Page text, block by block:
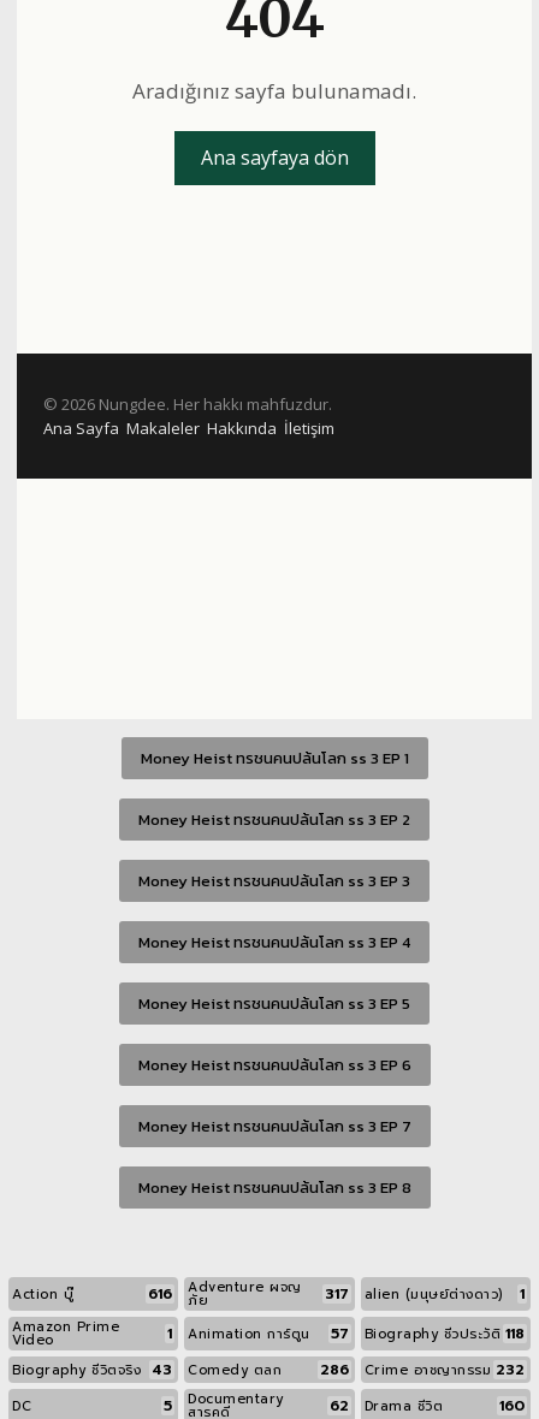
Money Heist ทรชนคนปล้นโลก ss 3 EP 1
Money Heist ทรชนคนปล้นโลก ss 3 EP 2
Money Heist ทรชนคนปล้นโลก ss 3 EP 3
Money Heist ทรชนคนปล้นโลก ss 3 EP 4
Money Heist ทรชนคนปล้นโลก ss 3 EP 5
Money Heist ทรชนคนปล้นโลก ss 3 EP 6
Money Heist ทรชนคนปล้นโลก ss 3 EP 7
Money Heist ทรชนคนปล้นโลก ss 3 EP 8
Action บู๊ 616 Adventure ผจญ
ภัย 317 alien (มนุษย์ต่างดาว) 1
Amazon Prime
Video 1 Animation การ์ตูน 57 Biography ชีวประวัติ 118
Biography ชีวิตจริง 43 Comedy ตลก 286 Crime อาชญากรรม 232
DC 5 Documentary
สารคดี 62 Drama ชีวิต 160